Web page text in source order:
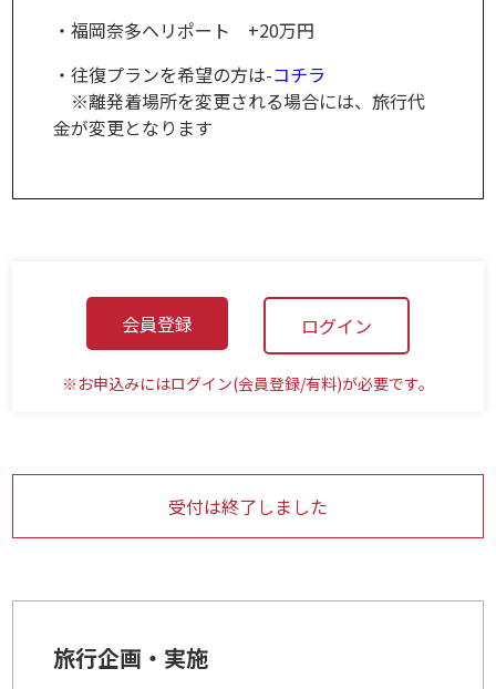
・福岡奈多ヘリポート +20万円
・往復プランを希望の方は-コチラ
※離発着場所を変更される場合には、旅行代
金が変更となります
会員登録 ログイン
※お申込みにはログイン(会員登録/有料)が必要です。
受付は終了しました
旅行企画・実施